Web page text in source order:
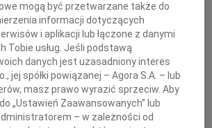
Sekretarzowi Miasta Sopotu
oraz Violetcie i Łukaszowi
wyrazy najgłębszego
współczucia z powodu śmierci
mogą być przetwarzane także do
informacji dotyczących
i aplikacji lub łączone z danymi
Tobie usług. Jeśli podstawą
danych jest uzasadniony interes
jej spółki powiązanej – Agora S.A. – lub
masz prawo wyrazić sprzeciw. Aby
„Ustawień Zaawansowanych” lub
– w zależności od